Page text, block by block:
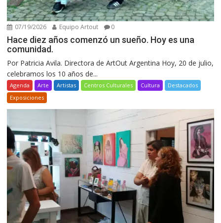
07/19/2026 Equipo Artout 0
Hace diez años comenzó un sueño. Hoy es una
comunidad.
Por Patricia Avila. Directora de ArtOut Argentina Hoy, 20 de julio,
celebramos los 10 años de...
Agenda Arte Artistas Centros Culturales Cultura
Destacados
Exposiciones